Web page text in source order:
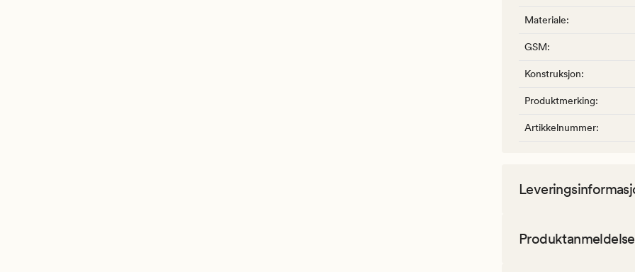
Materiale:
GSM:
Konstruksjon:
Produktmerking:
Artikkelnummer: